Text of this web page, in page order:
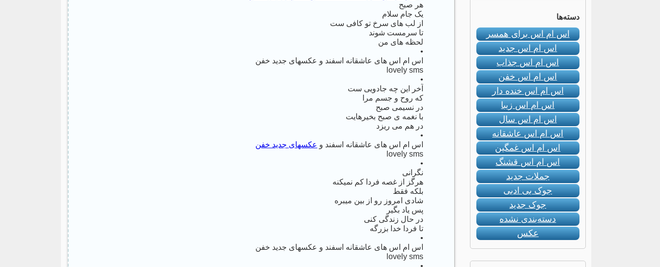
هر صبح
یک جام سلام
از لب های سرخ تو کافی ست
تا سرمست شوند
لحظه های من
•
اس ام اس های عاشقانه اسفند و عکسهای جدید خفن
lovely sms
•
آخر این چه جادویی ست
که روح و جسم مرا
در نسیمی صبح
با نغمه ی صبح بخیرهایت
در هم می ریزد
•
اس ام اس های عاشقانه اسفند و عکسهای جدید خفن
lovely sms
•
نگرانی
هرگز از غصه فردا کم نمیکنه
بلکه فقط
شادی امروز رو از بین میبره
پس یاد بگیر
در حال زندگی کنی
تا فردا خدا بزرگه
•
اس ام اس های عاشقانه اسفند و عکسهای جدید خفن
lovely sms
دسته‌ها
اس ام اس برای همسر
اس ام اس جدید
اس ام اس جذاب
اس ام اس خفن
اس ام اس خنده دار
اس ام اس زیبا
اس ام اس سال
اس ام اس عاشقانه
اس ام اس غمگین
اس ام اس قشنگ
جملات جدید
جوک بی ادبی
جوک جدید
دسته‌بندی نشده
عکس